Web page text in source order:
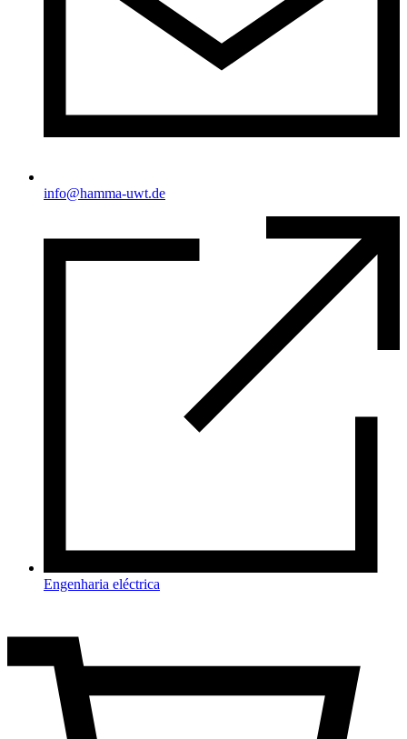
info@hamma-uwt.de
Engenharia eléctrica